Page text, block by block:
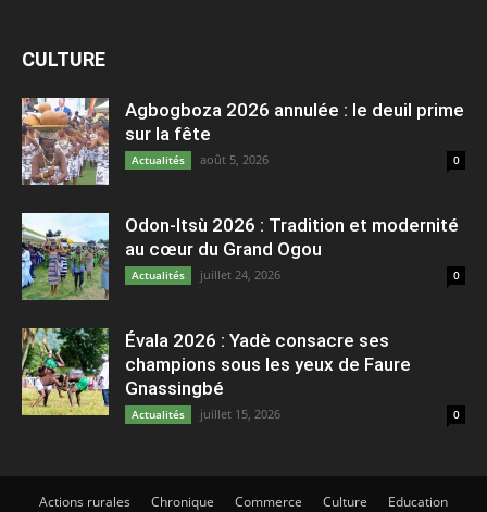
CULTURE
Agbogboza 2026 annulée : le deuil prime
sur la fête
Actualités août 5, 2026 0
Odon-Itsù 2026 : Tradition et modernité
au cœur du Grand Ogou
Actualités juillet 24, 2026 0
Évala 2026 : Yadè consacre ses
champions sous les yeux de Faure
Gnassingbé
Actualités juillet 15, 2026 0
Actions rurales Chronique Commerce Culture Education